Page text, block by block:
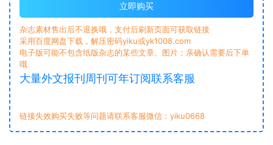
立即购买
杂志素材售出后不退换哦，支付后刷新页面可获取链接
采用百度网盘下载，解压密码yiku或yk1008.com
电子版可能不包含纸版杂志的某些文章、图片；亲确认需要后下单
哦
大量外文报刊周刊可年订阅联系客服
链接失效购买失败等问题请联系客服微信：yiku0668